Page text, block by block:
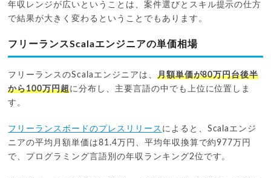
年収レンジが広いということは、案件選びとスキル提示の仕方
で結果が大きく変わるということでもあります。
フリーランスScalaエンジニアの単価相場
フリーランスのScalaエンジニアは、 月額単価が80万円台後半
から100万円超に分布し、主要言語の中でも上位に位置しま
す。
フリーランスボードのプレスリリース によると、Scalaエンジ
ニアの平均月額単価は81.4万円、平均年収換算で約977万円
で、プログラミング言語別の年収ランキング2位です。